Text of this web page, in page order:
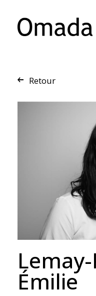
Retour
Émilie